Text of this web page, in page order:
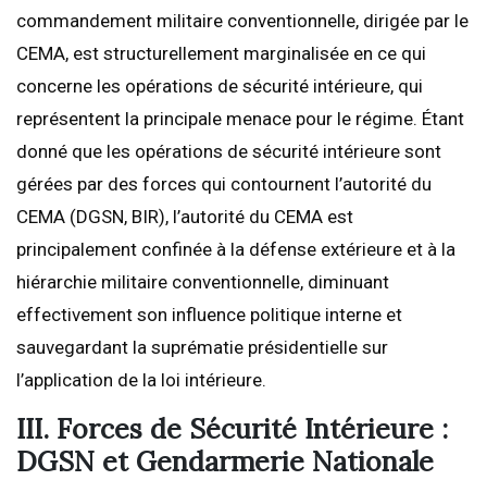
commandement militaire conventionnelle, dirigée par le
CEMA, est structurellement marginalisée en ce qui
concerne les opérations de sécurité intérieure, qui
représentent la principale menace pour le régime. Étant
donné que les opérations de sécurité intérieure sont
gérées par des forces qui contournent l’autorité du
CEMA (DGSN, BIR), l’autorité du CEMA est
principalement confinée à la défense extérieure et à la
hiérarchie militaire conventionnelle, diminuant
effectivement son influence politique interne et
sauvegardant la suprématie présidentielle sur
l’application de la loi intérieure.
III. Forces de Sécurité Intérieure :
DGSN et Gendarmerie Nationale